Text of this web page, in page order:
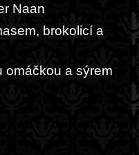
Naan
brokolicí a
omáčkou a sýrem